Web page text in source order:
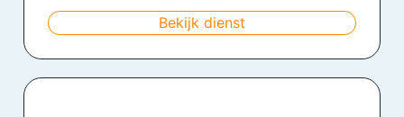
Bekijk dienst